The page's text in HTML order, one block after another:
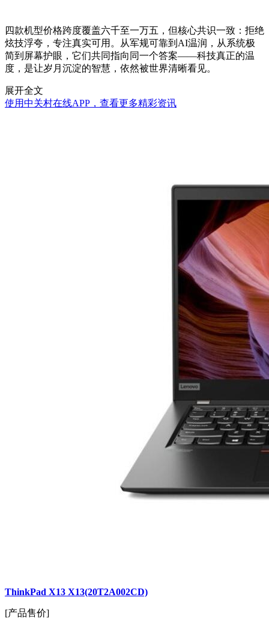
四款机型价格跨度覆盖六千至一万五，但核心共识一致：拒绝
炫技浮夸，专注真实可用。从军规可靠到AI温润，从系统极
简到屏幕护眼，它们共同指向同一个答案——科技真正的温
度，是让岁月沉淀的智慧，依然被世界清晰看见。
展开全文
使用中关村在线APP，查看更多精彩资讯
ThinkPad X13 X13(20T2A002CD)
[产品售价]